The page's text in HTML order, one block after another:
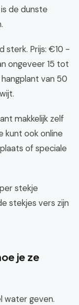
is de dunste
sterk. Prijs: €10 -
ongeveer 15 tot
van 50
makkelijk zelf
kunt ook online
of speciale
stekje
stekjes vers zijn
je ze
water geven.